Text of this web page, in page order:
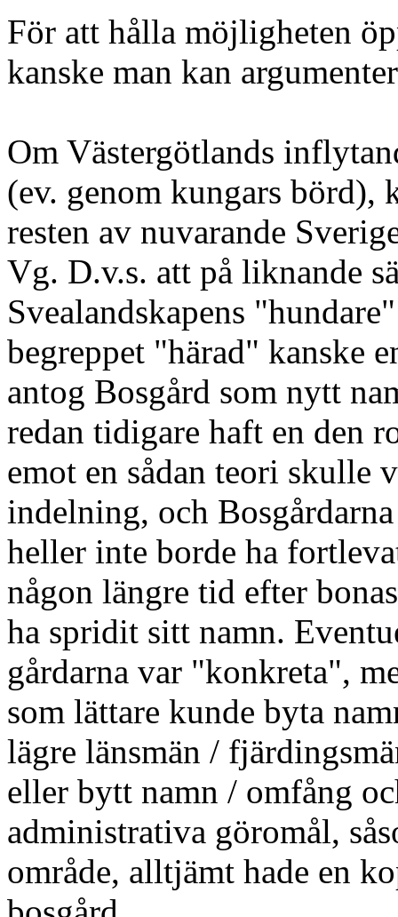
För att hålla möjligheten
kanske man kan
Om Västergötlands
(ev. genom kungars börd),
resten av nuvarande
Vg. D.v.s. att på liknande
Svealandskapens
begreppet "härad" kanske
antog Bosgård som nytt
redan tidigare haft en den
emot en sådan teori skulle
indelning, och
heller inte borde ha
någon längre tid efter
ha spridit sitt namn.
gårdarna var "konkreta",
som lättare kunde byta
lägre länsmän /
eller bytt namn / omfång
administrativa göromål,
område, alltjämt hade en